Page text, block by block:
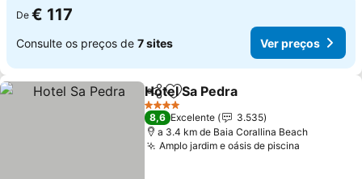
De € 117
Consulte os preços de 7 sites Ver preços
PartilharAdicionar aos favoritos
Hotel Sa Pedra
4 Estrelas
8,6 Excelente
3.535
a 3.4 km de Baia Corallina Beach
Amplo jardim e oásis de piscina